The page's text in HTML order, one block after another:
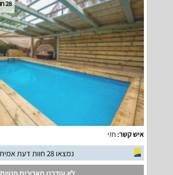
28 חוות דעת אמיתיות
איש קשר: חזי
נמצאו 28 חוות דעת אמיתיות